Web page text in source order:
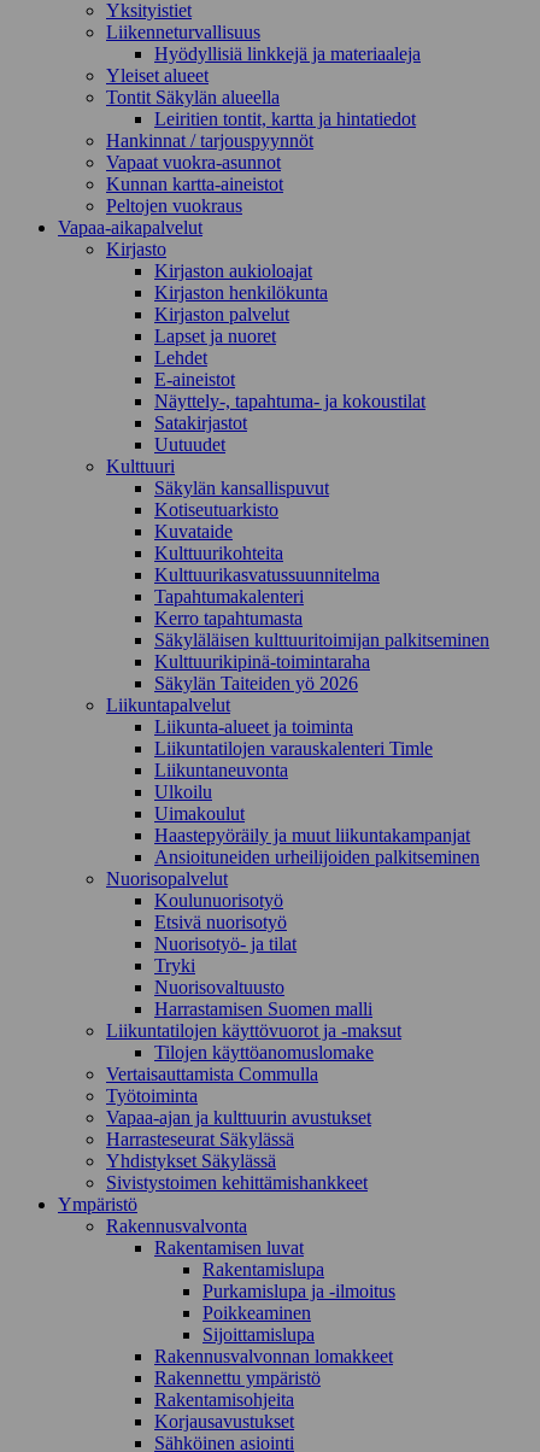
Yksityistiet
Liikenneturvallisuus
Hyödyllisiä linkkejä ja materiaaleja
Yleiset alueet
Tontit Säkylän alueella
Leiritien tontit, kartta ja hintatiedot
Hankinnat / tarjouspyynnöt
Vapaat vuokra-asunnot
Kunnan kartta-aineistot
Peltojen vuokraus
Vapaa-aika­palvelut
Kirjasto
Kirjaston aukioloajat
Kirjaston henkilökunta
Kirjaston palvelut
Lapset ja nuoret
Lehdet
E-aineistot
Näyttely-, tapahtuma- ja kokoustilat
Satakirjastot
Uutuudet
Kulttuuri
Säkylän kansallispuvut
Kotiseutuarkisto
Kuvataide
Kulttuurikohteita
Kulttuurikasvatussuunnitelma
Tapahtumakalenteri
Kerro tapahtumasta
Säkyläläisen kulttuuritoimijan palkitseminen
Kulttuurikipinä-toimintaraha
Säkylän Taiteiden yö 2026
Liikuntapalvelut
Liikunta-alueet ja toiminta
Liikuntatilojen varauskalenteri Timle
Liikuntaneuvonta
Ulkoilu
Uimakoulut
Haastepyöräily ja muut liikuntakampanjat
Ansioituneiden urheilijoiden palkitseminen
Nuorisopalvelut
Koulunuorisotyö
Etsivä nuorisotyö
Nuorisotyö- ja tilat
Tryki
Nuorisovaltuusto
Harrastamisen Suomen malli
Liikuntatilojen käyttövuorot ja -maksut
Tilojen käyttöanomuslomake
Vertaisauttamista Commulla
Työtoiminta
Vapaa-ajan ja kulttuurin avustukset
Harrasteseurat Säkylässä
Yhdistykset Säkylässä
Sivistystoimen kehittämishankkeet
Ympä­ristö
Rakennusvalvonta
Rakentamisen luvat
Rakentamislupa
Purkamislupa ja -ilmoitus
Poikkeaminen
Sijoittamislupa
Rakennusvalvonnan lomakkeet
Rakennettu ympäristö
Rakentamisohjeita
Korjausavustukset
Sähköinen asiointi